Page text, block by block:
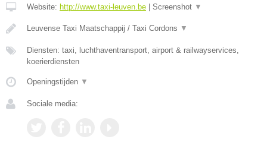
Website: http://www.taxi-leuven.be Screenshot ▼
Leuvense Taxi Maatschappij / Taxi Cordons ▼
Diensten: taxi, luchthaventransport, airport & railwayservices,
koerierdiensten
Openingstijden ▼
Sociale media: